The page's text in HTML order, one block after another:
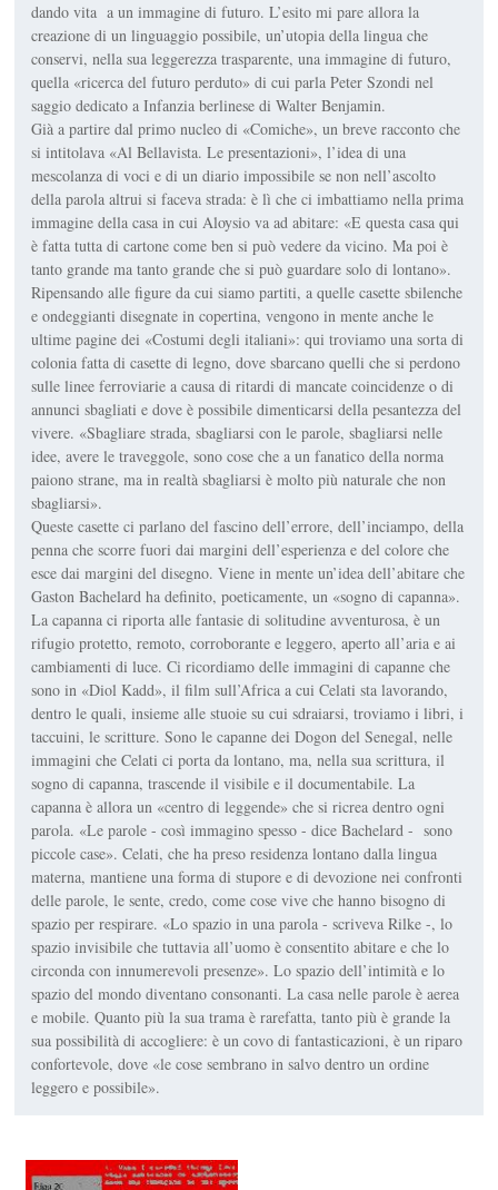
dando vita a un immagine di futuro. L’esito mi pare allora la
creazione di un linguaggio possibile, un’utopia della lingua che
conservi, nella sua leggerezza trasparente, una immagine di futuro,
quella «ricerca del futuro perduto» di cui parla Peter Szondi nel
saggio dedicato a Infanzia berlinese di Walter Benjamin.
Già a partire dal primo nucleo di «Comiche», un breve racconto che
si intitolava «Al Bellavista. Le presentazioni», l’idea di una
mescolanza di voci e di un diario impossibile se non nell’ascolto
della parola altrui si faceva strada: è lì che ci imbattiamo nella prima
immagine della casa in cui Aloysio va ad abitare: «E questa casa qui
è fatta tutta di cartone come ben si può vedere da vicino. Ma poi è
tanto grande ma tanto grande che si può guardare solo di lontano».
Ripensando alle figure da cui siamo partiti, a quelle casette sbilenche
e ondeggianti disegnate in copertina, vengono in mente anche le
ultime pagine dei «Costumi degli italiani»: qui troviamo una sorta di
colonia fatta di casette di legno, dove sbarcano quelli che si perdono
sulle linee ferroviarie a causa di ritardi di mancate coincidenze o di
annunci sbagliati e dove è possibile dimenticarsi della pesantezza del
vivere. «Sbagliare strada, sbagliarsi con le parole, sbagliarsi nelle
idee, avere le traveggole, sono cose che a un fanatico della norma
paiono strane, ma in realtà sbagliarsi è molto più naturale che non
sbagliarsi».
Queste casette ci parlano del fascino dell’errore, dell’inciampo, della
penna che scorre fuori dai margini dell’esperienza e del colore che
esce dai margini del disegno. Viene in mente un’idea dell’abitare che
Gaston Bachelard ha definito, poeticamente, un «sogno di capanna».
La capanna ci riporta alle fantasie di solitudine avventurosa, è un
rifugio protetto, remoto, corroborante e leggero, aperto all’aria e ai
cambiamenti di luce. Ci ricordiamo delle immagini di capanne che
sono in «Diol Kadd», il film sull’Africa a cui Celati sta lavorando,
dentro le quali, insieme alle stuoie su cui sdraiarsi, troviamo i libri, i
taccuini, le scritture. Sono le capanne dei Dogon del Senegal, nelle
immagini che Celati ci porta da lontano, ma, nella sua scrittura, il
sogno di capanna, trascende il visibile e il documentabile. La
capanna è allora un «centro di leggende» che si ricrea dentro ogni
parola. «Le parole - così immagino spesso - dice Bachelard - sono
piccole case». Celati, che ha preso residenza lontano dalla lingua
materna, mantiene una forma di stupore e di devozione nei confronti
delle parole, le sente, credo, come cose vive che hanno bisogno di
spazio per respirare. «Lo spazio in una parola - scriveva Rilke -, lo
spazio invisibile che tuttavia all’uomo è consentito abitare e che lo
circonda con innumerevoli presenze». Lo spazio dell’intimità e lo
spazio del mondo diventano consonanti. La casa nelle parole è aerea
e mobile. Quanto più la sua trama è rarefatta, tanto più è grande la
sua possibilità di accogliere: è un covo di fantasticazioni, è un riparo
confortevole, dove «le cose sembrano in salvo dentro un ordine
leggero e possibile».